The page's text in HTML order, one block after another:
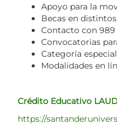
Apoyo para la
Becas en
Contacto con
Convocatorias
Categoría
Modalidades en
Crédito Educativo
https://